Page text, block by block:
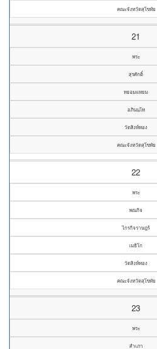
คณะจังหวัดสุโขทัย
21
พระ
สุรศักดิ์
หยอมแหยม
อภินนฺโท
วัดสิงห์ทอง
คณะจังหวัดสุโขทัย
22
พระ
พณกิจ
ไกรกิจราษฎร์
เมธิโก
วัดสิงห์ทอง
คณะจังหวัดสุโขทัย
23
พระ
สำเภา